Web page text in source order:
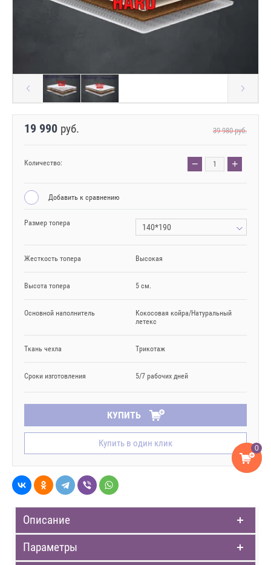
0
19 990 руб. 39 980руб.
Количество: − +
Добавить к сравнению
Размер топера 140*190
Жесткость топера Высокая
Высота топера 5 см.
Основной наполнитель
Кокосовая койра/Натуральный
летекс
Ткань чехла Трикотаж
Сроки изготовления 5/7 рабочих дней
КУПИТЬ
Купить в один клик
Описание
Параметры